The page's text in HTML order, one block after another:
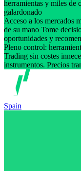
herramientas y miles de
galardonado
Acceso a los mercados
de su mano Tome
oportunidades y
Pleno control:
Trading sin costes
instrumentos. Precios
Spain